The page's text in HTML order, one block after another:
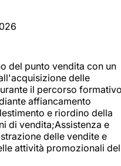
del punto vendita con un
delle
il percorso
affiancamento
e riordino della
di vendita;Assistenza e
delle vendite e
attività promozionali del